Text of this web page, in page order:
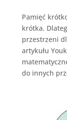
Pamięć
krótka.
przestrzeni
artykułu
do innych